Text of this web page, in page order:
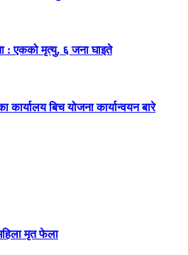
: एकको मृत्यु, ६ जना घाइते
बिच योजना कार्यान्वयन बारे
मृत फेला